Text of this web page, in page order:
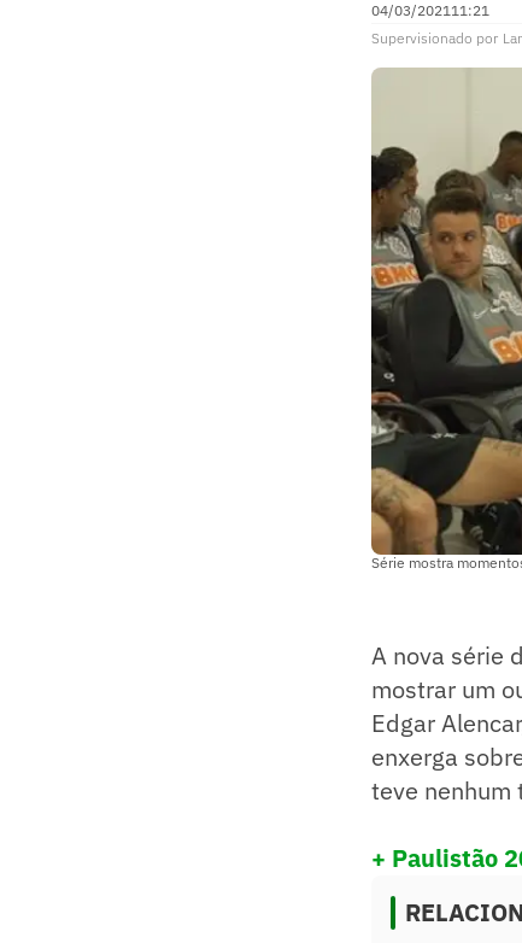
04/03/202111:21
Supervisionado por
Série mostra
A nova série
mostrar um
Edgar
enxerga
teve nenhum
+ Paulistão